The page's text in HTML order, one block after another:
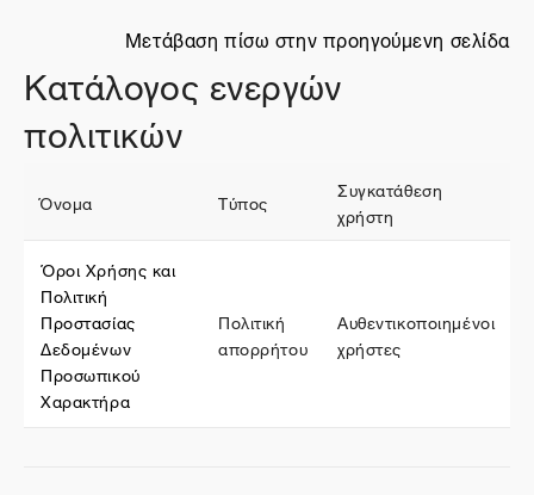
Μετάβαση πίσω στην προηγούμενη σελίδα
Κατάλογος ενεργών
πολιτικών
Όνομα Τύπος
Συγκατάθεση
χρήστη
Όροι Χρήσης και
Πολιτική
Προστασίας
Δεδομένων
Προσωπικού
Χαρακτήρα
Πολιτική
απορρήτου
Αυθεντικοποιημένοι
χρήστες